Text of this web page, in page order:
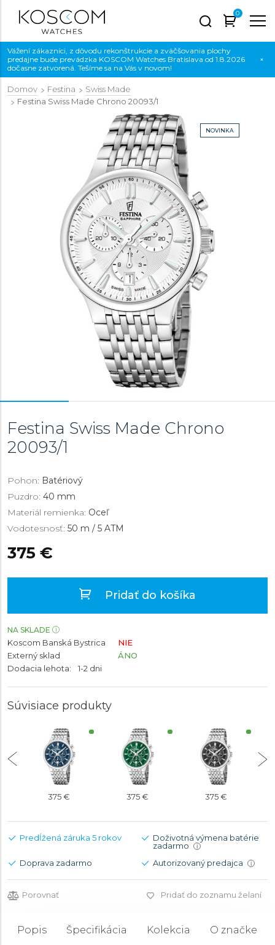
0
Vážení zákazníci, z dôvodu rekonštrukcie a zväčšovania plochy
predajne bude prevádzka KOSCOM Watches Bratislava od 1.8.2026
dočasne zatvorená. Tešíme sa na Vás v novom!
×
Domov Festina
Swiss Made
Festina Swiss Made Chrono 20093/1
NOVINKA
Festina Swiss Made Chrono
20093/1
Pohon: Batériový
Puzdro: 40 mm
Materiál remienka: Oceľ
Vodotesnosť: 50 m / 5 ATM
375 €
Pridať do košíka
NA SKLADE
Koscom Banská Bystrica
NIE
Externý sklad
ÁNO
Dodacia lehota:
1-2 dni
Súvisiace produkty
375 € 375 € 375 €
Predĺžená záruka 5 rokov
Doživotná výmena batérie
zadarmo
i
Doprava zadarmo Autorizovaný predajca i
Porovnať Pridať do zoznamu želaní
Popis Špecifikácia Kolekcia O značke